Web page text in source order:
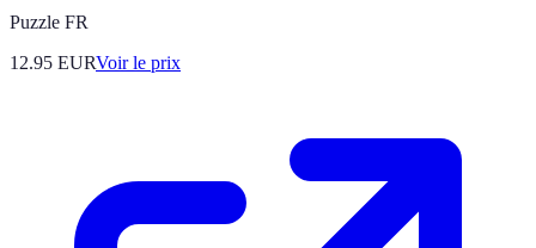
Puzzle FR
12.95 EURVoir le prix